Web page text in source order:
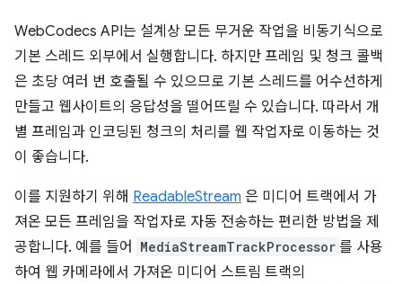
WebCodecs API는 설계상 모든 무거운 작업을 비동기식으로
기본 스레드 외부에서 실행합니다. 하지만 프레임 및 청크 콜백
은 초당 여러 번 호출될 수 있으므로 기본 스레드를 어수선하게
만들고 웹사이트의 응답성을 떨어뜨릴 수 있습니다. 따라서 개
별 프레임과 인코딩된 청크의 처리를 웹 작업자로 이동하는 것
이 좋습니다.
이를 지원하기 위해 ReadableStream 은 미디어 트랙에서 가
져온 모든 프레임을 작업자로 자동 전송하는 편리한 방법을 제
공합니다. 예를 들어
MediaStreamTrackProcessor 를 사용
하여 웹 카메라에서 가져온 미디어 스트림 트랙의